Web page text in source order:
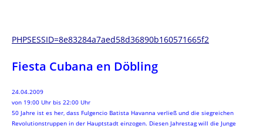
PHPSESSID=8e83284a7aed58d36890b160571665f2
Fiesta Cubana en Döbling
24.04.2009
von 19:00 Uhr bis 22:00 Uhr
50 Jahre ist es her, dass Fulgencio Batista Havanna verließ und die siegreichen
Revolutionstruppen in der Hauptstadt einzogen. Diesen Jahrestag will die Junge